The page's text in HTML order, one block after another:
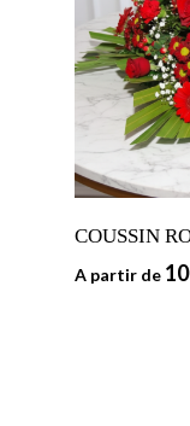
COUSSIN
A partir de